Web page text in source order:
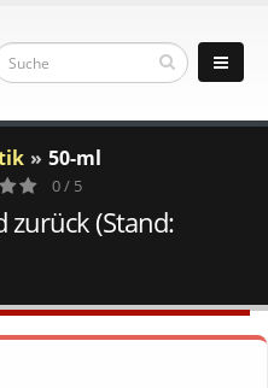
50-ml
0 / 5
zurück (Stand: